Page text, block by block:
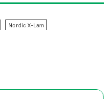
Nordic X-Lam